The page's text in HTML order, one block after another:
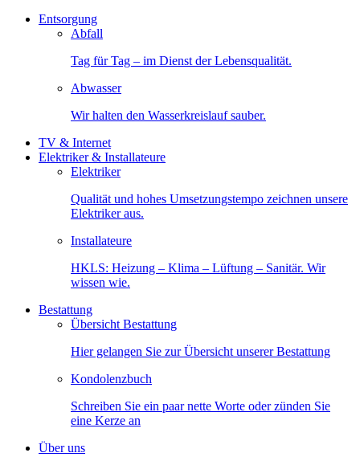
Entsorgung
Abfall
Tag für Tag – im Dienst der Lebensqualität.
Abwasser
Wir halten den Wasserkreislauf sauber.
TV & Internet
Elektriker & Installateure
Elektriker
Qualität und hohes Umsetzungstempo zeichnen unsere
Elektriker aus.
Installateure
HKLS: Heizung – Klima – Lüftung – Sanitär. Wir
wissen wie.
Bestattung
Übersicht Bestattung
Hier gelangen Sie zur Übersicht unserer Bestattung
Kondolenzbuch
Schreiben Sie ein paar nette Worte oder zünden Sie
eine Kerze an
Über uns